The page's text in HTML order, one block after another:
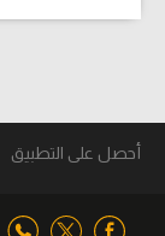
أحصل على التطبيق